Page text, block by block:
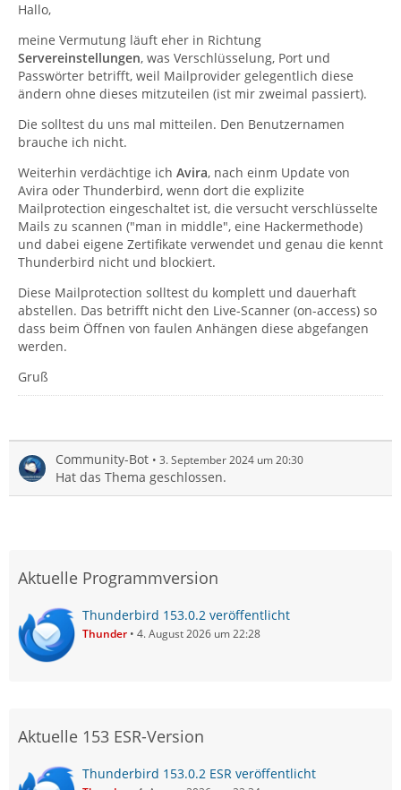
Hallo,
meine Vermutung läuft eher in Richtung
Servereinstellungen, was Verschlüsselung, Port und
Passwörter betrifft, weil Mailprovider gelegentlich diese
ändern ohne dieses mitzuteilen (ist mir zweimal passiert).
Die solltest du uns mal mitteilen. Den Benutzernamen
brauche ich nicht.
Weiterhin verdächtige ich Avira, nach einm Update von
Avira oder Thunderbird, wenn dort die explizite
Mailprotection eingeschaltet ist, die versucht verschlüsselte
Mails zu scannen ("man in middle", eine Hackermethode)
und dabei eigene Zertifikate verwendet und genau die kennt
Thunderbird nicht und blockiert.
Diese Mailprotection solltest du komplett und dauerhaft
abstellen. Das betrifft nicht den Live-Scanner (on-access) so
dass beim Öffnen von faulen Anhängen diese abgefangen
werden.
Gruß
Community-Bot 3. September 2024 um 20:30
Hat das Thema geschlossen.
Aktuelle Programmversion
Thunderbird 153.0.2 veröffentlicht
Thunder 4. August 2026 um 22:28
Aktuelle 153 ESR-Version
Thunderbird 153.0.2 ESR veröffentlicht